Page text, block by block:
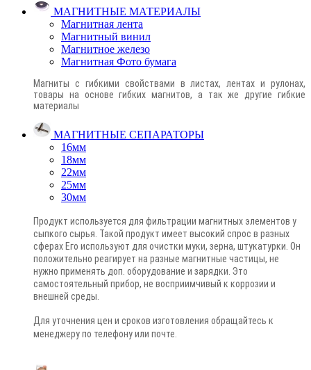
МАГНИТНЫЕ МАТЕРИАЛЫ
Магнитная лента
Магнитный винил
Магнитное железо
Магнитная Фото бумага
Магниты с гибкими свойствами в листах, лентах и рулонах,
товары на основе гибких магнитов, а так же другие гибкие
материалы
МАГНИТНЫЕ СЕПАРАТОРЫ
16мм
18мм
22мм
25мм
30мм
Продукт используется для фильтрации магнитных элементов у
сыпкого сырья. Такой продукт имеет высокий спрос в разных
сферах Его используют для очистки муки, зерна, штукатурки. Он
положительно реагирует на разные магнитные частицы, не
нужно применять доп. оборудование и зарядки. Это
самостоятельный прибор, не восприимчивый к коррозии и
внешней среды.
Для уточнения цен и сроков изготовления обращайтесь к
менеджеру по телефону или почте